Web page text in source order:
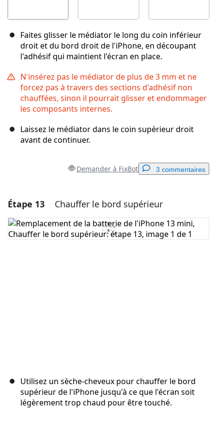
Faites glisser le médiator le long du coin inférieur
droit et du bord droit de l'iPhone, en découpant
l'adhésif qui maintient l'écran en place.
N'insérez pas le médiator de plus de 3 mm et ne
forcez pas à travers des sections d'adhésif non
chauffées, sinon il pourrait glisser et endommager
les composants internes.
Laissez le médiator dans le coin supérieur droit
avant de continuer.
Demander à FixBot 3 commentaires
Ajouter un commentaire
Ajouter un commentaire
Étape 13 Chauffer le bord supérieur
Utilisez un sèche-cheveux pour chauffer le bord
supérieur de l'iPhone jusqu'à ce que l'écran soit
légèrement trop chaud pour être touché.